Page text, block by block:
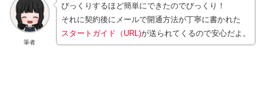
筆者
びっくりするほど簡単にできたのでびっくり！
それに契約後にメールで開通方法が丁寧に書かれた
スタートガイド（URL)が送られてくるので安心だよ。